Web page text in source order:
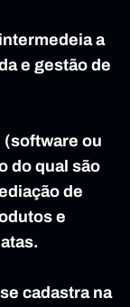
a
e gestão de
ou
do qual são
de
e
: Pessoa jurídica que se cadastra na